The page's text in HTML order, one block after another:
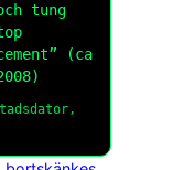
tung
(ca